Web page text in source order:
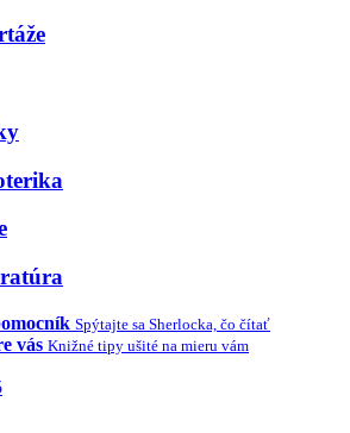
Spýtajte sa Sherlocka, čo čítať
vás Knižné tipy ušité na mieru vám